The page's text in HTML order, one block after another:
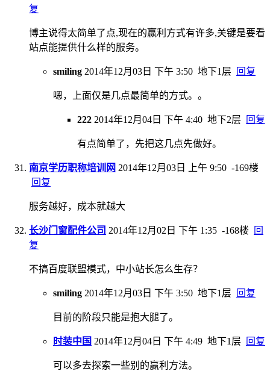
复
博主说得太简单了点,现在的赢利方式有许多,关键是要看
站点能提供什么样的服务。
smiling 2014年12月03日 下午 3:50 地下1层 回复
嗯，上面仅是几点最简单的方式。。
222 2014年12月04日 下午 4:40 地下2层 回复
有点简单了，先把这几点先做好。
南京学历职称培训网 2014年12月03日 上午 9:50 -169楼
回复
服务越好，成本就越大
长沙门窗配件公司 2014年12月02日 下午 1:35 -168楼 回
复
不搞百度联盟模式，中小站长怎么生存？
smiling 2014年12月03日 下午 3:50 地下1层 回复
目前的阶段只能是抱大腿了。
时装中国 2014年12月04日 下午 4:49 地下1层 回复
可以多去探索一些别的赢利方法。